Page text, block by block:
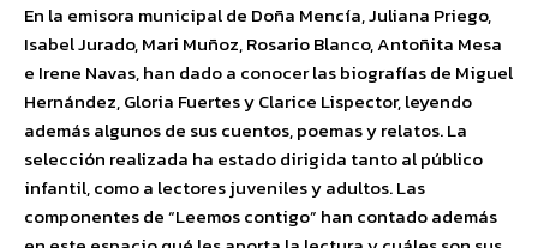
En la emisora municipal de Doña Mencía, Juliana Priego,
Isabel Jurado, Mari Muñoz, Rosario Blanco, Antoñita Mesa
e Irene Navas, han dado a conocer las biografías de Miguel
Hernández, Gloria Fuertes y Clarice Lispector, leyendo
además algunos de sus cuentos, poemas y relatos. La
selección realizada ha estado dirigida tanto al público
infantil, como a lectores juveniles y adultos. Las
componentes de “Leemos contigo” han contado además